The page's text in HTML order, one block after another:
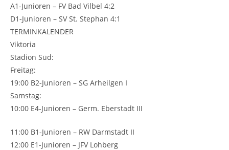
A1-Junioren – FV Bad Vilbel 4:2
D1-Junioren – SV St. Stephan 4:1
TERMINKALENDER
Viktoria
Stadion Süd:
Freitag:
19:00 B2-Junioren – SG Arheilgen I
Samstag:
10:00 E4-Junioren – Germ. Eberstadt III
11:00 B1-Junioren – RW Darmstadt II
12:00 E1-Junioren – JFV Lohberg